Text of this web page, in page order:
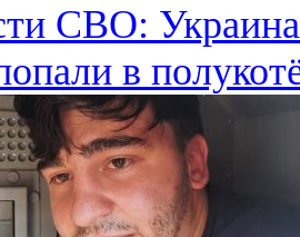
СВО: Украина
в